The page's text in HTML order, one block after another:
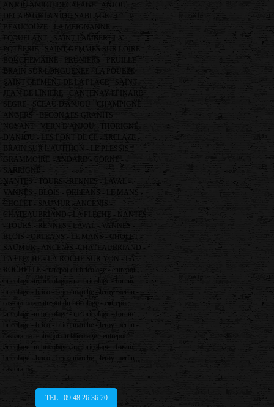
ANJOU ANJOU DECAPAGE - ANJOU
DECAPAGE - ANJOU SABLAGE -
BEAUCOUZE - LA MEIGNANNE -
ECOUFLANT - SAINT LAMBERT LA
POTHERIE - SAINT GEMMES SUR LOIRE -
BOUCHEMAINE - PRUNIERS - PRUILLE -
BRAIN SUR LONGUENEE - LA POUEZE -
SAINT CLEMENT DE LA PLACE - SAINT
JEAN DE LINIERE - CANTENAY EPINARD -
SEGRE - SCEAU D'ANJOU - CHAMPIGNE -
ANGERS - BECON LES GRANITS -
NOYANT - VERN D'ANJOU - THORIGNE
D'ANJOU - LES PONT DE CE - TRELAZE -
BRAIN SUR L'AUTHION - LE PLESSIS
GRAMMOIRE -ANDARD - CORNE -
SARRIGNE -
NANTES - TOURS - RENNES - LAVAL -
VANNES - BLOIS - ORLEANS - LE MANS -
CHOLET - SAUMUR - ANCENIS -
CHATEAUBRIAND - LA FLECHE - NANTES
- TOURS - RENNES - LAVAL - VANNES -
BLOIS - ORLEANS - LE MANS - CHOLET -
SAUMUR - ANCENIS -CHATEAUBRIAND -
LA FLECHE - LA ROCHE SUR YON - LA
ROCHELLE -entrepot du bricolage - entrepot
bricolage -m bricolage - mr bricolage - forum
bricolage - brico - brico marche - leroy merlin -
castorama - entrepot du bricolage - entrepot
bricolage -m bricolage - mr bricolage - forum
bricolage - brico - brico marche - leroy merlin -
castorama -entrepot du bricolage - entrepot
bricolage -m bricolage - mr bricolage - forum
TEL : 09.48.26.36.20